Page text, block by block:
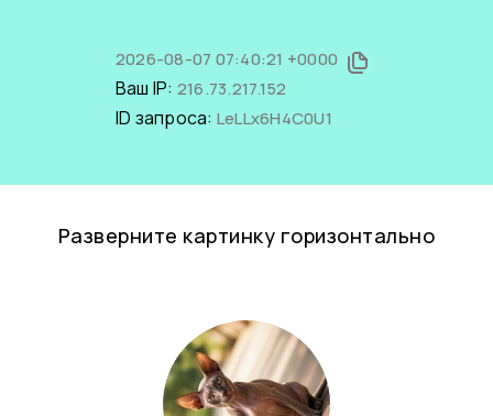
2026-08-07 07:40:21 +0000
Ваш IP: 216.73.217.152
ID запроса: LeLLx6H4C0U1
Разверните картинку горизонтально